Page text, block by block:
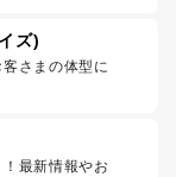
ズ)
さまの体型に
最新情報やお